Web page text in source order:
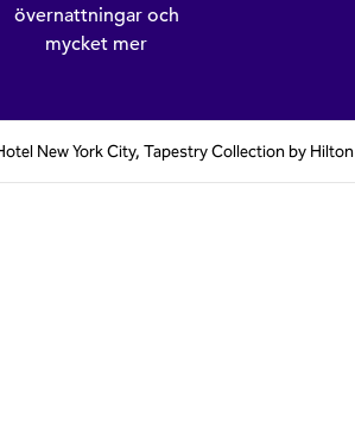
övernattningar och
mycket mer
New York City, Tapestry Collection by Hilton